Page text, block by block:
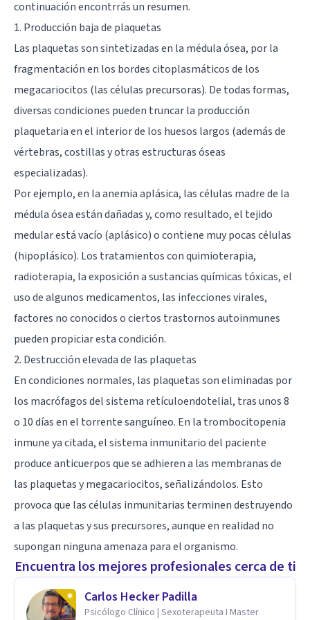
continuación encontrrás un resumen.
1. Producción baja de plaquetas
Las plaquetas son sintetizadas en la médula ósea, por la
fragmentación en los bordes citoplasmáticos de los
megacariocitos (las células precursoras). De todas formas,
diversas condiciones pueden truncar la producción
plaquetaria en el interior de los huesos largos (además de
vértebras, costillas y otras estructuras óseas
especializadas).
Por ejemplo, en la anemia aplásica, las células madre de la
médula ósea están dañadas y, como resultado, el tejido
medular está vacío (aplásico) o contiene muy pocas células
(hipoplásico). Los tratamientos con quimioterapia,
radioterapia, la exposición a sustancias químicas tóxicas, el
uso de algunos medicamentos, las infecciones virales,
factores no conocidos o ciertos trastornos autoinmunes
pueden propiciar esta condición.
2. Destrucción elevada de las plaquetas
En condiciones normales, las plaquetas son eliminadas por
los macrófagos del sistema retículoendotelial, tras unos 8
o 10 días en el torrente sanguíneo. En la trombocitopenia
inmune ya citada, el sistema inmunitario del paciente
produce anticuerpos que se adhieren a las membranas de
las plaquetas y megacariocitos, señalizándolos. Esto
provoca que las células inmunitarias terminen destruyendo
a las plaquetas y sus precursores, aunque en realidad no
supongan ninguna amenaza para el organismo.
Encuentra los mejores profesionales cerca de ti
Carlos Hecker Padilla
Psicólogo Clínico | Sexoterapeuta I Master